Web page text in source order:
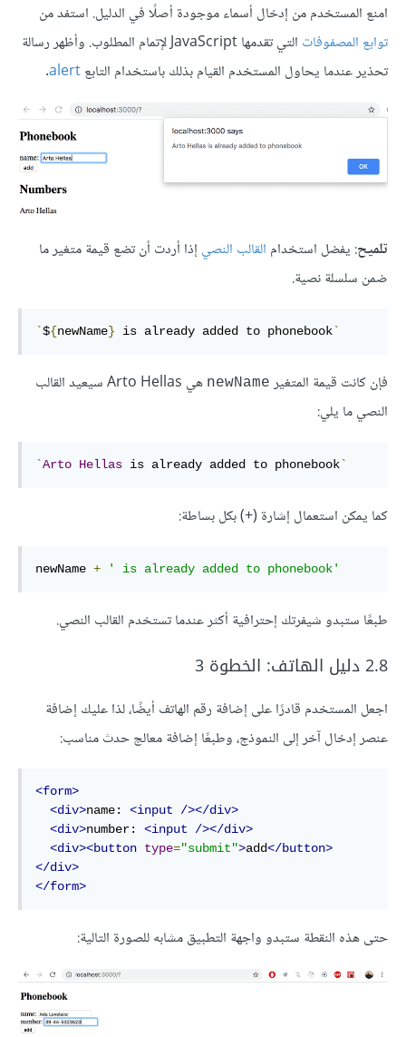
امنع المستخدم من إدخال أسماء موجودة أصلًا في الدليل. استفد من
توابع المصفوفات
التي تقدمها JavaScript لإتمام المطلوب. وأظهر رسالة
تحذير عندما يحاول المستخدم القيام بذلك باستخدام التابعalert
.
تلميح: يفضل استخدام القالب النصي إذا أردت أن تضع قيمة متغير ما
ضمن سلسلة نصية.
`${newName} is already added to phonebook`
فإن كانت قيمة المتغير newName
هي Arto Hellas سيعيد القالب
النصي ما يلي:
`Arto Hellas is already added to phonebook`
كما يمكن استعمال إشارة (+) بكل بساطة:
newName + ' is already added to phonebook'
طبعًا ستبدو شيفرتك إحترافية أكثر عندما تستخدم القالب النصي.
2.8 دليل الهاتف: الخطوة 3
اجعل المستخدم قادرًا على إضافة رقم الهاتف أيضًا، لذا عليك إضافة
عنصر إدخال آخر إلى النموذج، وطبعًا إضافة معالج حدث مناسب:
<form>
<div>name: <input
/></div>
<div>number: <input
/></div>
<div><button type="submit">add</button>
</div>
</form>
حتى هذه النقطة ستبدو واجهة التطبيق مشابه للصورة التالية: